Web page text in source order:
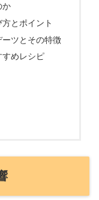
か
とポイント
ツとその特徴
すめレシピ